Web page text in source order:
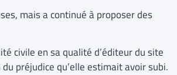
mais a continué à proposer des
civile en sa qualité d’éditeur du site
préjudice qu’elle estimait avoir subi.